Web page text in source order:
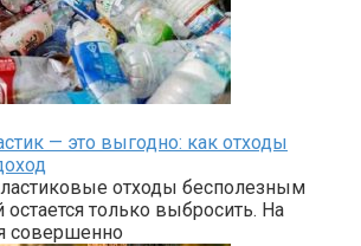
— это выгодно: как отходы
отходы бесполезным
только выбросить. На
совершенно